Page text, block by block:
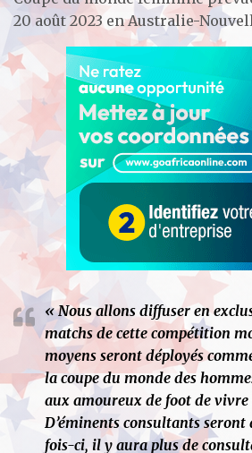
20 août 2023 en Australie-
« Nous allons diffuser en
matchs de cette compétition
moyens seront déployés
la coupe du monde des
aux amoureux de foot de vivre
D’éminents consultants seront
fois-ci, il y aura plus de